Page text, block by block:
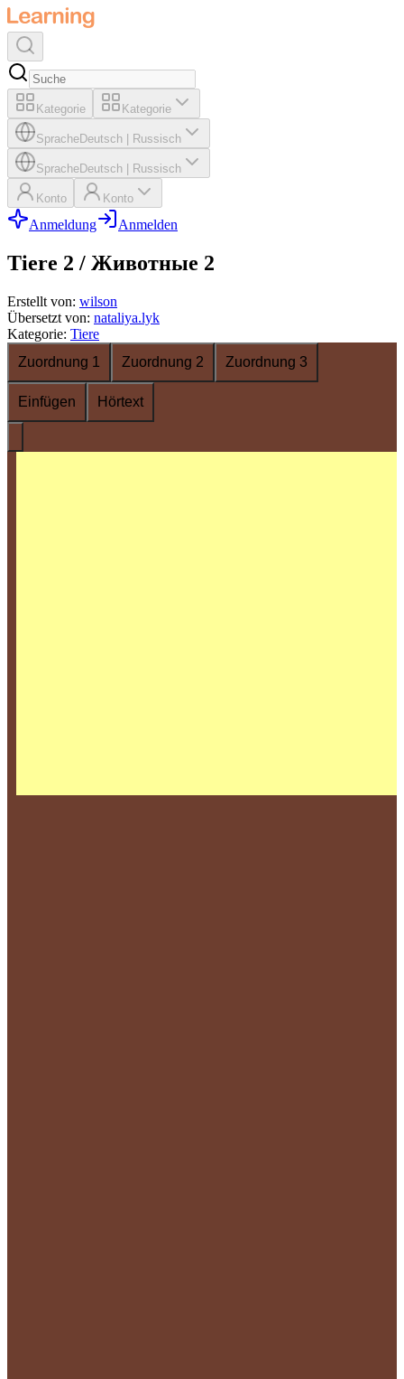
Kategorie Kategorie
SpracheDeutsch Russisch
SpracheDeutsch Russisch
Konto Konto
Anmeldung Anmelden
Tiere 2 / Животные 2
Erstellt von: wilson
Übersetzt von: nataliya.lyk
Kategorie: Tiere
Zuordnung 1
Zuordnung 2 Zuordnung 3
Einfügen Hörtext